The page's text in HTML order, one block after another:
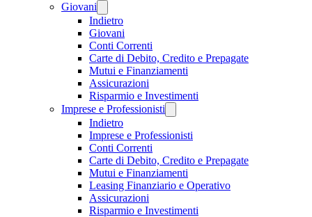
Giovani
Indietro
Giovani
Conti Correnti
Carte di Debito, Credito e Prepagate
Mutui e Finanziamenti
Assicurazioni
Risparmio e Investimenti
Imprese e Professionisti
Indietro
Imprese e Professionisti
Conti Correnti
Carte di Debito, Credito e Prepagate
Mutui e Finanziamenti
Leasing Finanziario e Operativo
Assicurazioni
Risparmio e Investimenti